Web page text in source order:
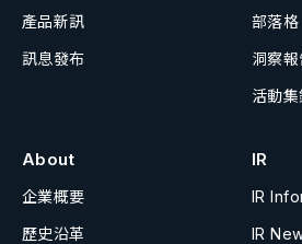
產品新訊
訊息發布
部落格
洞察報
活動集
About
企業概要
歷史沿革
IR
IR
IR